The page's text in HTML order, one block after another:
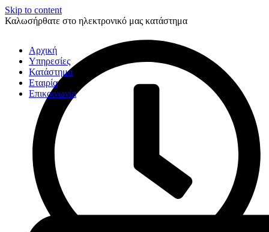
Skip to content
Καλωσήρθατε στο ηλεκτρονικό μας κατάστημα
Αρχική
Υπηρεσίες
Κατάστημα
Εταιρία
Επικοινωνία